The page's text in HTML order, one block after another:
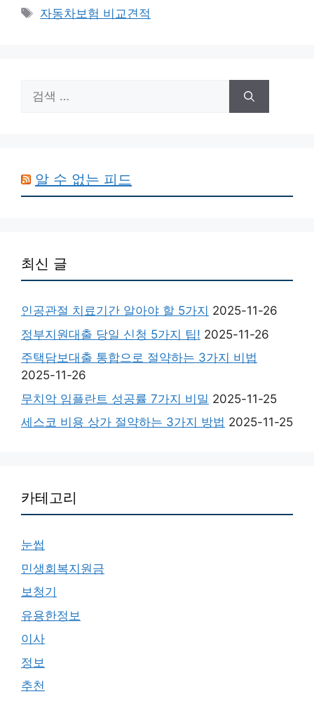
테
태
자동차보험 비교견적
색:
알 수 없는 피드
최신 글
인공관절 치료기간 알아야 할 5가지 2025-11-26
정부지원대출 당일 신청 5가지 팁! 2025-11-26
주택담보대출 통합으로 절약하는 3가지 비법
2025-11-26
무치악 임플란트 성공률 7가지 비밀 2025-11-25
세스코 비용 상가 절약하는 3가지 방법 2025-11-25
카테고리
눈썹
민생회복지원금
보청기
유용한정보
이사
정보
추천